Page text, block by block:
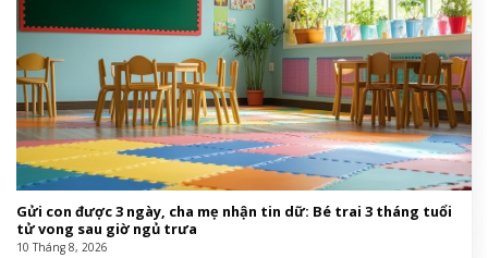
Gửi con được 3 ngày, cha mẹ nhận tin dữ: Bé trai 3 tháng tuổi
tử vong sau giờ ngủ trưa
10 Tháng 8, 2026